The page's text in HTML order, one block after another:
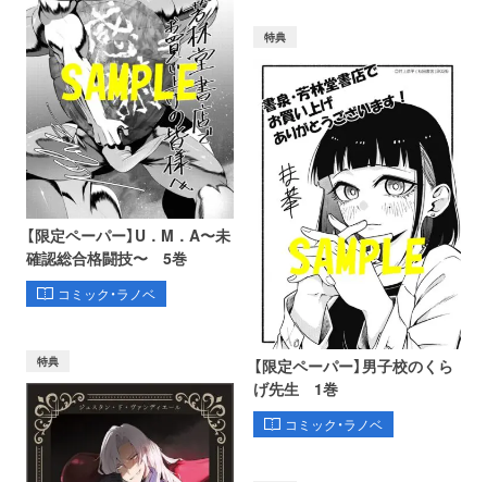
【限定ペーパー】U．M．A〜未
確認総合格闘技〜 5巻
コミック・ラノベ
特典
【限定ペーパー】男子校のくら
げ先生 1巻
コミック・ラノベ
特典